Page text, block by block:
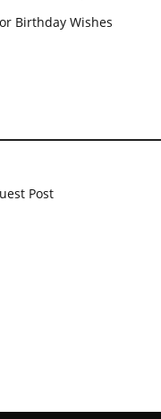
Birthday Wishes
Post